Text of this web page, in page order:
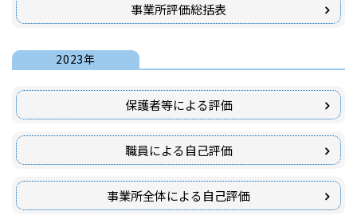
事業所評価総括表
2023年
保護者等による評価
職員による自己評価
事業所全体による自己評価